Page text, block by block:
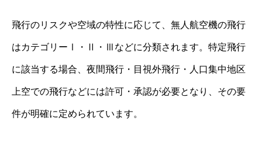
飛行のリスクや空域の特性に応じて、無人航空機の飛行
はカテゴリーⅠ・Ⅱ・Ⅲなどに分類されます。特定飛行
に該当する場合、夜間飛行・目視外飛行・人口集中地区
上空での飛行などには許可・承認が必要となり、その要
件が明確に定められています。